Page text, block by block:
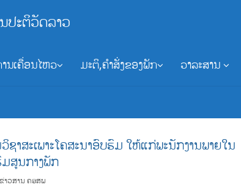
ປະຕິວັດລາວ
ນເຄື່ອນໄຫວ ມະຕິ,ຄຳສັ່ງຂອງພັກ ວາລະສານ
າສະເພາະໂຄສະນາອົບຮົມ ໃຫ້ແກ່ພະນັກງານພາຍໃນ
ມສູນກາງພັກ
ຂ່າວສານ ຄອສພ